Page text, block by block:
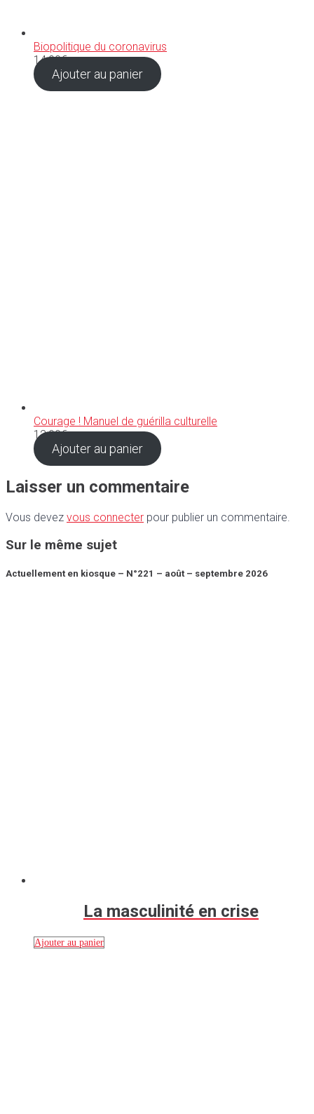
Biopolitique du coronavirus
14,90€
Ajouter au panier
Courage ! Manuel de guérilla culturelle
12,00€
Ajouter au panier
Laisser un commentaire
Vous devez vous connecter pour publier un commentaire.
Sur le même sujet
Actuellement en kiosque – N°221 – août – septembre 2026
La masculinité en crise
Ajouter au panier